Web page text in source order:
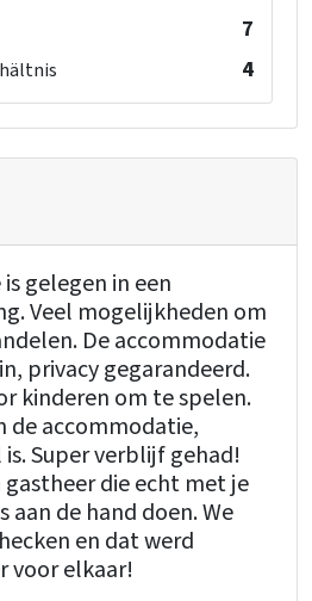
7
4
gelegen in een
Veel mogelijkheden om
De accommodatie
privacy gegarandeerd.
kinderen om te spelen.
de accommodatie,
Super verblijf gehad!
die echt met je
aan de hand doen. We
en dat werd
voor elkaar!